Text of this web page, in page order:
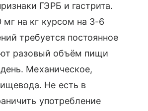
ГЭРБ и гастрита.
на кг курсом на 3-6
требуется постоянное
разовый объём пищи
Механическое,
Не есть в
употребление